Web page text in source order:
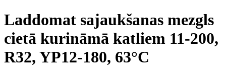
Laddomat sajaukšanas mezgls
cietā kurināmā katliem 11-200,
R32, YP12-180, 63°C